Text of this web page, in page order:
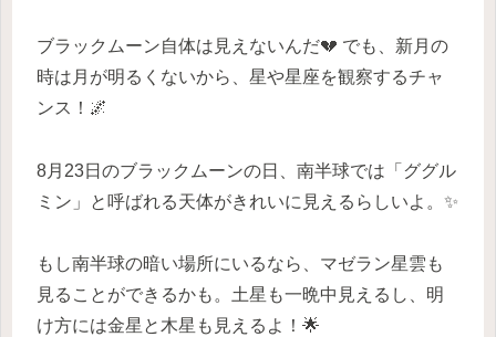
ブラックムーン自体は見えないんだ💔 でも、新月の
時は月が明るくないから、星や星座を観察するチャ
ンス！🌌
8月23日のブラックムーンの日、南半球では「ググル
ミン」と呼ばれる天体がきれいに見えるらしいよ。✨
もし南半球の暗い場所にいるなら、マゼラン星雲も
見ることができるかも。土星も一晩中見えるし、明
け方には金星と木星も見えるよ！🌟